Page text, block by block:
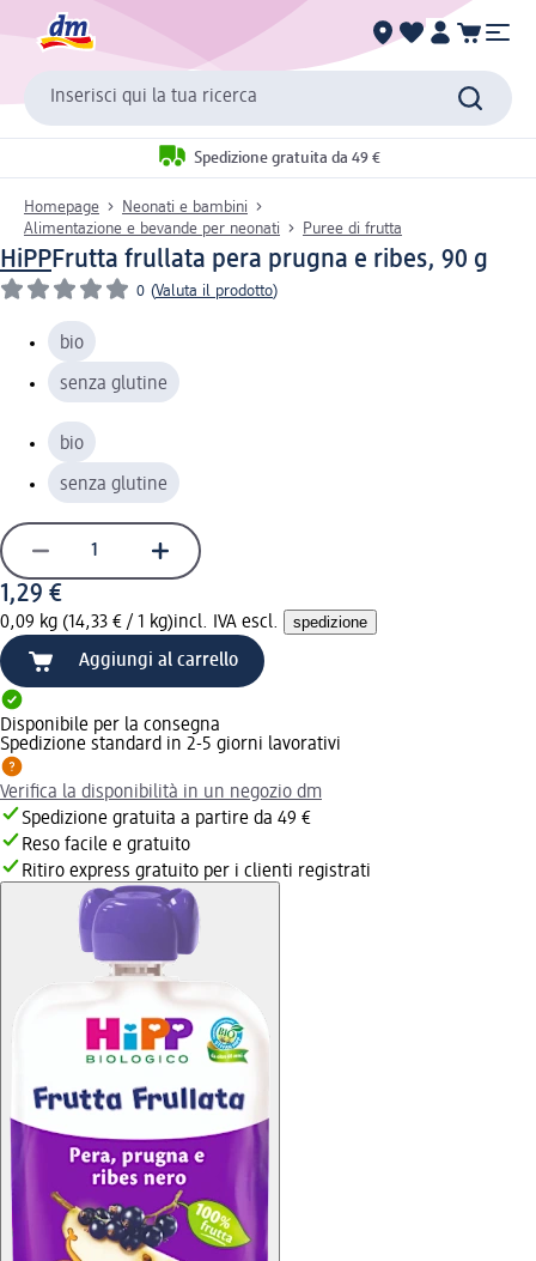
Inserisci qui la tua ricerca
Spedizione gratuita da 49 €
Homepage
Neonati e bambini
Alimentazione e bevande per neonati
Puree di frutta
HiPPFrutta frullata pera prugna e ribes, 90 g
0 (Valuta il prodotto)
bio
senza glutine
bio
senza glutine
1,29 €
0,09 kg (14,33 € / 1 kg)incl. IVA escl. spedizione
Aggiungi al carrello
Disponibile per la consegna
Spedizione standard in 2-5 giorni lavorativi
Verifica la disponibilità in un negozio dm
Spedizione gratuita a partire da 49 €
Reso facile e gratuito
Ritiro express gratuito per i clienti registrati